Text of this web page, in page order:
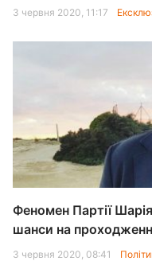
3 червня 2020, 11:17
Феномен Партії
шанси на
3 червня 2020, 08:41